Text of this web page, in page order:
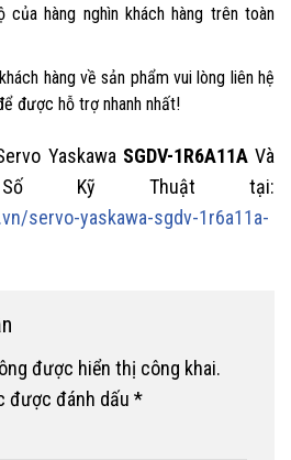
hàng nghìn khách hàng trên toàn
hàng về sản phẩm vui lòng liên hệ
được hỗ trợ nhanh nhất!
Yaskawa SGDV-1R6A11AVà
Số Kỹ Thuật tại:
servo-yaskawa-sgdv-1r6a11a-
được hiển thị công khai.
được đánh dấu *